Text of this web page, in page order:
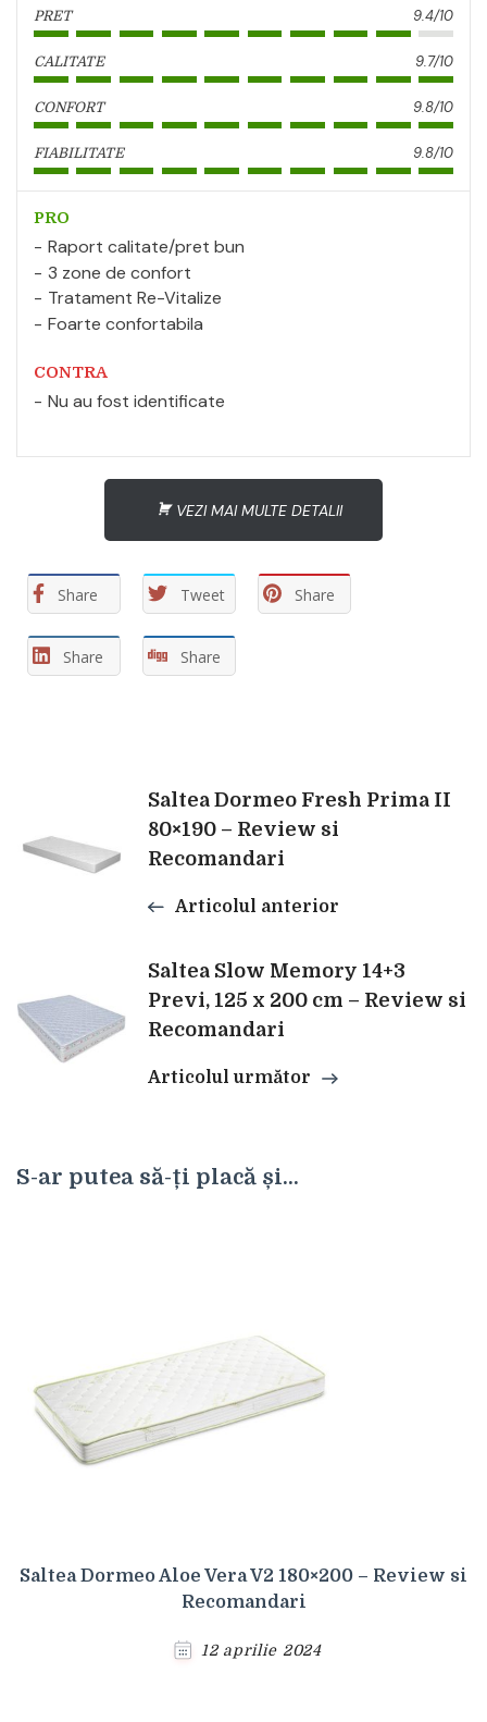
PRET 9.4/10
CALITATE 9.7/10
CONFORT 9.8/10
FIABILITATE 9.8/10
PRO
Raport calitate/pret bun
3 zone de confort
Tratament Re-Vitalize
Foarte confortabila
CONTRA
Nu au fost identificate
VEZI MAI MULTE DETALII
Share Tweet Share
Share Share
Navigare
în
articole
Saltea Dormeo Fresh Prima II
80×190 – Review si
Recomandari
Articolul anterior
Saltea Slow Memory 14+3
Previ, 125 x 200 cm – Review si
Recomandari
Articolul următor
S-ar putea să-ți placă și...
Saltea Dormeo Aloe Vera V2 180×200 – Review si
Recomandari
12 aprilie 2024